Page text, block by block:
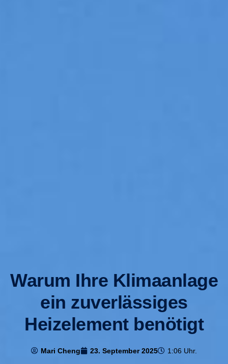
Warum Ihre Klimaanlage
ein zuverlässiges
Heizelement benötigt
Mari Cheng 23. September 2025 1:06 Uhr.